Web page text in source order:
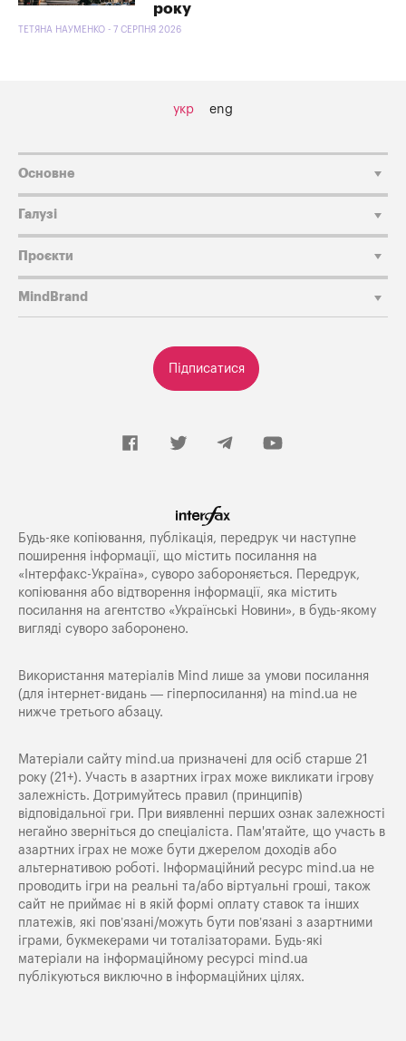
року
ТЕТЯНА НАУМЕНКО - 7 СЕРПНЯ 2026
укр eng
Підписатися
Основне
Галузі
Проєкти
MindBrand
Будь-яке копiювання, публiкацiя, передрук чи наступне
поширення iнформацiї, що мiстить посилання на
«Iнтерфакс-Україна», суворо забороняється. Передрук,
копіювання або відтворення інформації, яка містить
посилання на агентство «Українські Новини», в будь-якому
вигляді суворо заборонено.
Використання матеріалів Mind лише за умови посилання
(для інтернет-видань — гіперпосилання) на mind.ua не
нижче третього абзацу.
Матеріали сайту mind.ua призначені для осіб старше 21
року (21+). Участь в азартних іграх може викликати ігрову
залежність. Дотримуйтесь правил (принципів)
відповідальної гри. При виявленні перших ознак залежності
негайно зверніться до спеціаліста. Пам'ятайте, що участь в
азартних іграх не може бути джерелом доходів або
альтернативою роботі. Інформаційний ресурс mind.ua не
проводить ігри на реальні та/або віртуальні гроші, також
сайт не приймає ні в якій формі оплату ставок та інших
платежів, які пов’язані/можуть бути пов’язані з азартними
іграми, букмекерами чи тоталізаторами. Будь-які
матеріали на інформаційному ресурсі mind.ua
публікуються виключно в інформаційних цілях.